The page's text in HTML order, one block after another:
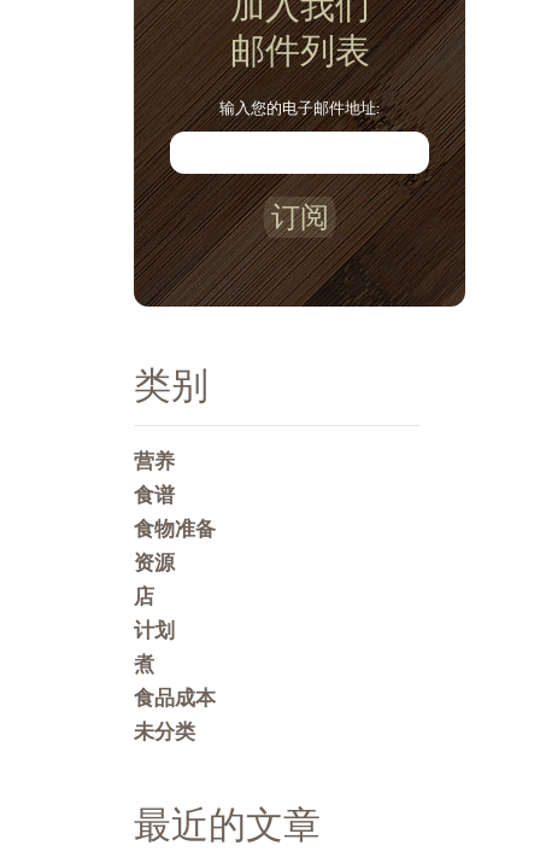
邮件列表
输入您的电子邮件地址:
订阅
类别
营养
食谱
食物准备
资源
店
计划
煮
食品成本
未分类
最近的文章